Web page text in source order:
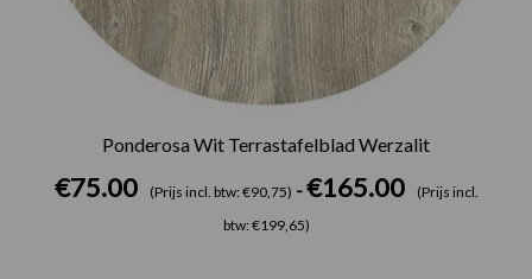
Ponderosa Wit Terrastafelblad Werzalit
€75.00 (Prijs incl. btw: €90,75) - €165.00
(Prijs incl.
btw: €199,65)